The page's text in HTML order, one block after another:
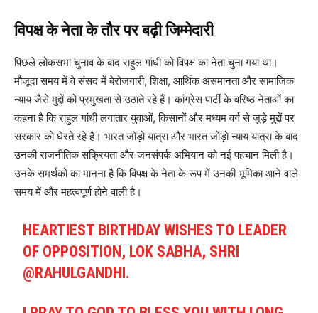
विपक्ष के नेता के तौर पर बढ़ी जिम्मेदारी
पिछले लोकसभा चुनाव के बाद राहुल गांधी को विपक्ष का नेता चुना गया था।
मौजूदा समय में वे संसद में बेरोजगारी, शिक्षा, आर्थिक असमानता और सामाजिक
न्याय जैसे मुद्दों को प्रमुखता से उठाते रहे हैं। कांग्रेस पार्टी के वरिष्ठ नेताओं का
कहना है कि राहुल गांधी लगातार युवाओं, किसानों और मध्यम वर्ग से जुड़े मुद्दों पर
सरकार को घेरते रहे हैं। भारत जोड़ो यात्रा और भारत जोड़ो न्याय यात्रा के बाद
उनकी राजनीतिक सक्रियता और जनसंपर्क अभियान को नई पहचान मिली है।
उनके समर्थकों का मानना है कि विपक्ष के नेता के रूप में उनकी भूमिका आने वाले
समय में और महत्वपूर्ण होने वाली है।
HEARTIEST BIRTHDAY WISHES TO LEADER
OF OPPOSITION, LOK SABHA, SHRI
@RAHULGANDHI .